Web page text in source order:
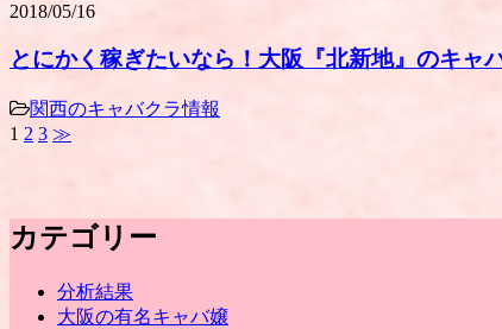
2018/05/16
とにかく稼ぎたいなら！大阪『北新地』のキャ
関西のキャバクラ情報
1 2 3 ≫
カテゴリー
分析結果
大阪の有名キャバ嬢